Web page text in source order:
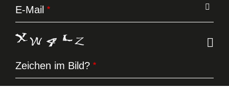
E-Mail
Zeichen im Bild?